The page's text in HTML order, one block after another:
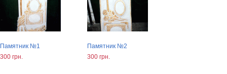
Памятник №1
300 грн.
Памятник №2
300 грн.